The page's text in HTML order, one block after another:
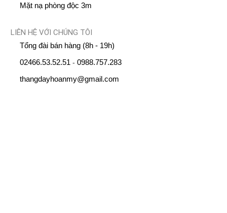
Mặt nạ phòng độc 3m
LIÊN HỆ VỚI CHÚNG TÔI
Tổng đài bán hàng (8h - 19h)
02466.53.52.51 - 0988.757.283
thangdayhoanmy@gmail.com